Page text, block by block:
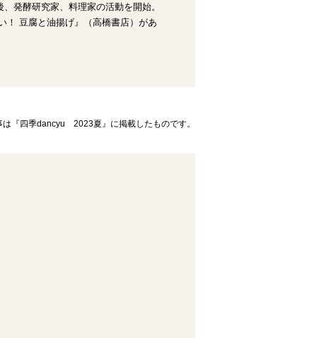
発酵研究家、料理家の活動を開始。
！ 豆腐と油揚げ』（高橋書店）があ
は『四季dancyu 2023夏』に掲載したものです。